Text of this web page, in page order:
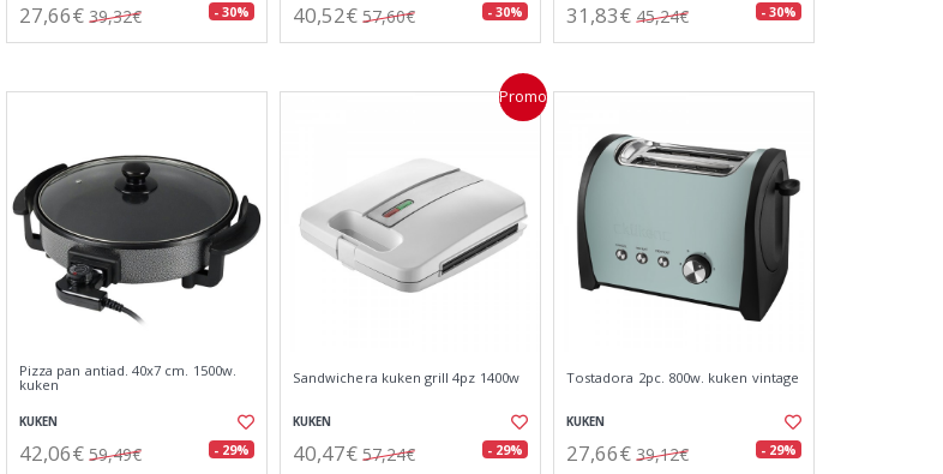
27,66€ 39,32€ - 30% 40,52€ 57,60€ - 30% 31,83€ 45,24€ - 30%
Pizza pan antiad. 40x7 cm. 1500w.
kuken
KUKEN
42,06€ 59,49€ - 29%
Promo
Sandwichera kuken grill 4pz 1400w
KUKEN
40,47€ 57,24€ - 29%
Tostadora 2pc. 800w. kuken vintage
KUKEN
27,66€ 39,12€ - 29%